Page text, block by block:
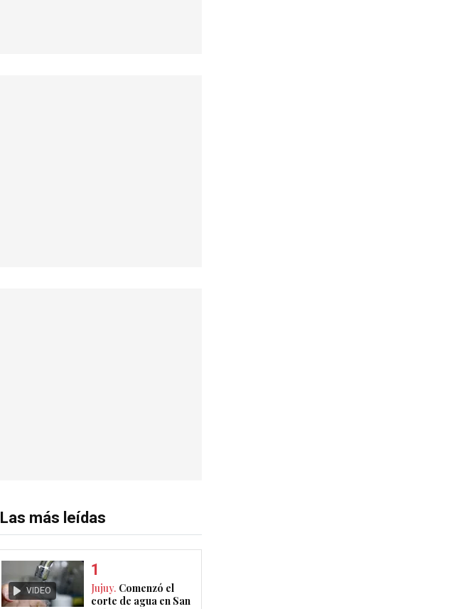
Las más leídas
VIDEO Jujuy. Comenzó el
corte de agua en San